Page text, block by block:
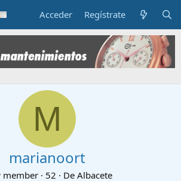
Acceder Regístrate
M
marianoort
member · 52 · De Albacete